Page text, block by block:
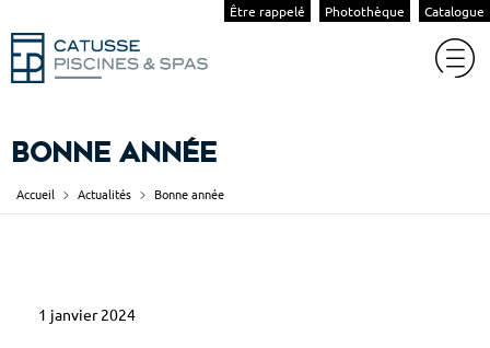
Être rappelé Photothèque Catalogue
Bonne année
Accueil Actualités Bonne année
B
1 janvier 2024